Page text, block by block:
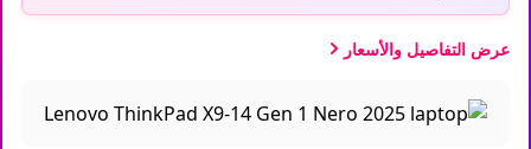
عرض التفاصيل والأسعار